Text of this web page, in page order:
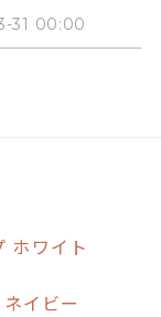
31 00:00
ホワイト
イビー